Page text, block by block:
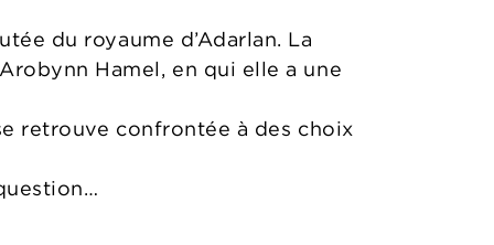
du royaume d’Adarlan. La
Hamel, en qui elle a une
retrouve confrontée à des choix